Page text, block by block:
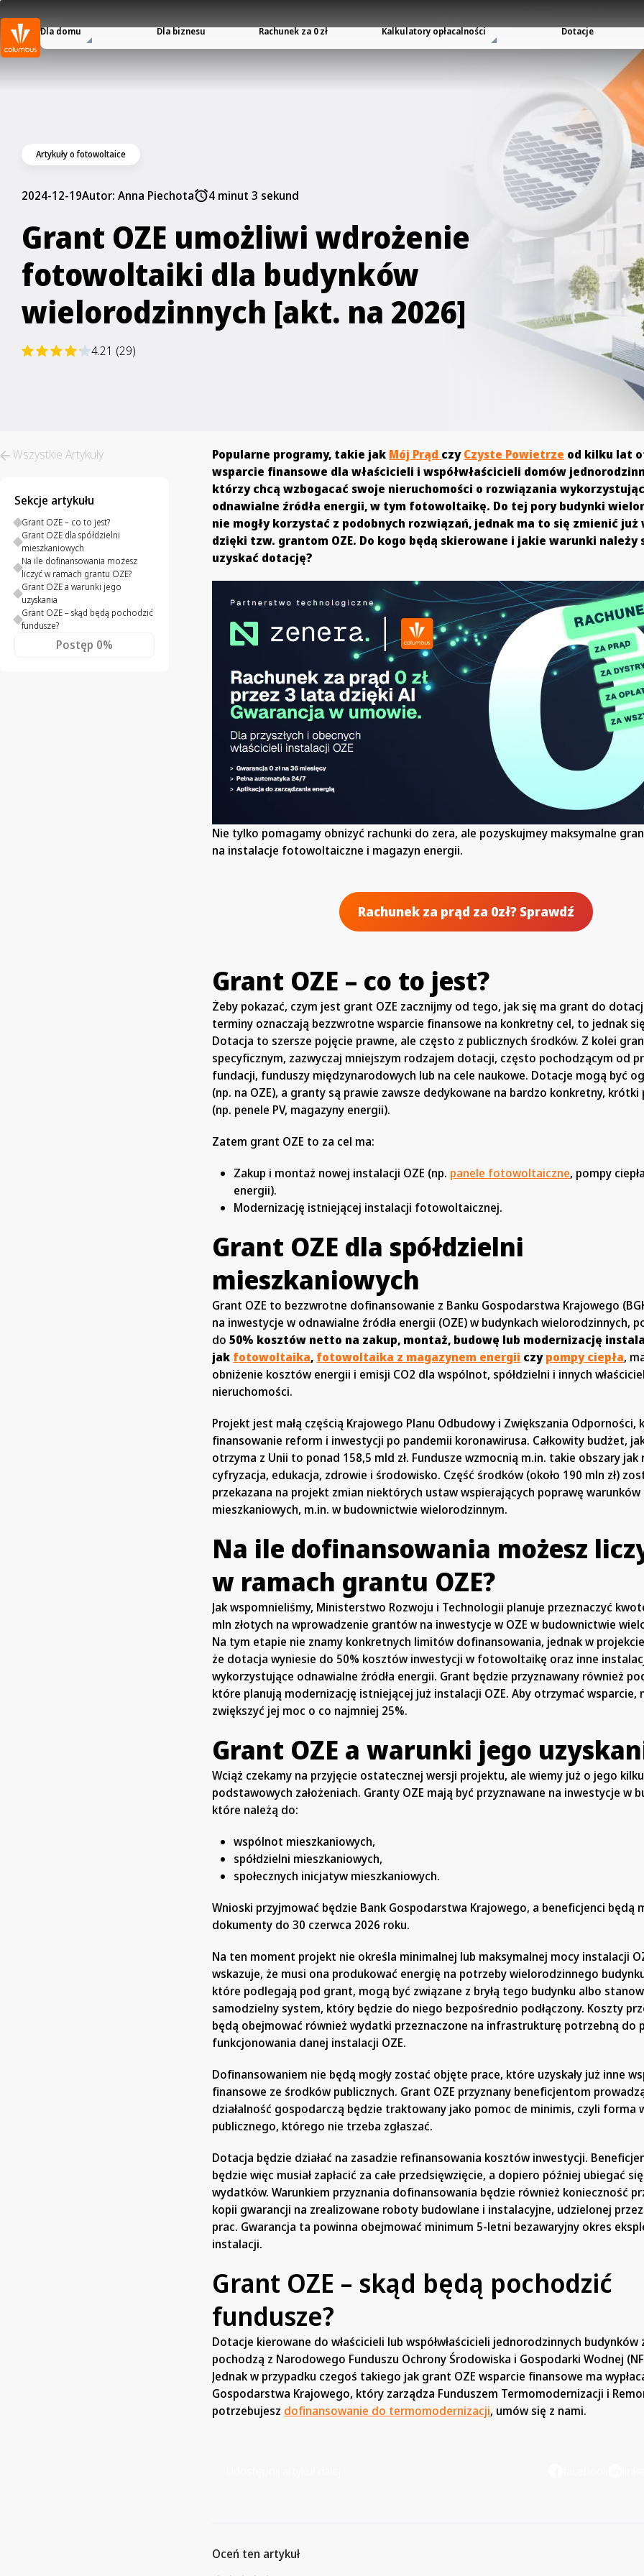
Dla domu Dla biznesu Rachunek za 0 zł Kalkulatory opłacalności Dotacje
Artykuły o fotowoltaice
2024-12-19Autor: Anna Piechota 4 minut 3 sekund
Grant OZE umożliwi wdrożenie
fotowoltaiki dla budynków
wielorodzinnych [akt. na 2026]
4.21 (29)
Wszystkie Artykuły
Sekcje artykułu
Grant OZE – co to jest?
Grant OZE dla spółdzielni
mieszkaniowych
Na ile dofinansowania możesz
liczyć w ramach grantu OZE?
Grant OZE a warunki jego
uzyskania
Grant OZE – skąd będą pochodzić
fundusze?
Postęp 0%
Popularne programy, takie jak Mój Prąd czyCzyste Powietrze od kilku lat
wsparcie finansowe dla właścicieli i współwłaścicieli domów
którzy chcą wzbogacać swoje nieruchomości o rozwiązania
odnawialne źródła energii, w tym fotowoltaikę. Do tej pory budynki
nie mogły korzystać z podobnych rozwiązań, jednak ma to się zmienić
dzięki tzw. grantom OZE. Do kogo będą skierowane i jakie warunki należy
uzyskać dotację?
Nie tylko pomagamy obnizyć rachunki do zera, ale pozyskujmey maksymalne
na instalacje fotowoltaiczne i magazyn energii.
Rachunek za prąd za 0zł? Sprawdź
Grant OZE – co to jest?
Żeby pokazać, czym jest grant OZE zacznijmy od tego, jak się ma grant do
terminy oznaczają bezzwrotne wsparcie finansowe na konkretny cel, to jednak
Dotacja to szersze pojęcie prawne, ale często z publicznych środków. Z kolei
specyficznym, zazwyczaj mniejszym rodzajem dotacji, często pochodzącym od
fundacji, funduszy międzynarodowych lub na cele naukowe. Dotacje mogą być
(np. na OZE), a granty są prawie zawsze dedykowane na bardzo konkretny, krótki
(np. penele PV, magazyny energii).
Zatem grant OZE to za cel ma:
Zakup i montaż nowej instalacji OZE (np. panele fotowoltaiczne, pompy
energii).
Modernizację istniejącej instalacji fotowoltaicznej.
Grant OZE dla spółdzielni
mieszkaniowych
Grant OZE to bezzwrotne dofinansowanie z Banku Gospodarstwa Krajowego
na inwestycje w odnawialne źródła energii (OZE) w budynkach wielorodzinnych,
do50% kosztów netto na zakup, montaż, budowę lub modernizację
jak fotowoltaika, fotowoltaika z magazynem energii czypompy ciepła,
obniżenie kosztów energii i emisji CO2 dla wspólnot, spółdzielni i innych
nieruchomości.
Projekt jest małą częścią Krajowego Planu Odbudowy i Zwiększania Odporności,
finansowanie reform i inwestycji po pandemii koronawirusa. Całkowity budżet,
otrzyma z Unii to ponad 158,5 mld zł. Fundusze wzmocnią m.in. takie obszary jak
cyfryzacja, edukacja, zdrowie i środowisko. Część środków (około 190 mln zł)
przekazana na projekt zmian niektórych ustaw wspierających poprawę warunków
mieszkaniowych, m.in. w budownictwie wielorodzinnym.
Na ile dofinansowania możesz
w ramach grantu OZE?
Jak wspomnieliśmy, Ministerstwo Rozwoju i Technologii planuje przeznaczyć
mln złotych na wprowadzenie grantów na inwestycje w OZE w budownictwie
Na tym etapie nie znamy konkretnych limitów dofinansowania, jednak w
że dotacja wyniesie do 50% kosztów inwestycji w fotowoltaikę oraz inne
wykorzystujące odnawialne źródła energii. Grant będzie przyznawany również
które planują modernizację istniejącej już instalacji OZE. Aby otrzymać wsparcie,
zwiększyć jej moc o co najmniej 25%.
Grant OZE a warunki jego
Wciąż czekamy na przyjęcie ostatecznej wersji projektu, ale wiemy już o jego kilku
podstawowych założeniach. Granty OZE mają być przyznawane na inwestycje w
które należą do:
wspólnot mieszkaniowych,
spółdzielni mieszkaniowych,
społecznych inicjatyw mieszkaniowych.
Wnioski przyjmować będzie Bank Gospodarstwa Krajowego, a beneficjenci będą
dokumenty do 30 czerwca 2026 roku.
Na ten moment projekt nie określa minimalnej lub maksymalnej mocy instalacji
wskazuje, że musi ona produkować energię na potrzeby wielorodzinnego
które podlegają pod grant, mogą być związane z bryłą tego budynku albo
samodzielny system, który będzie do niego bezpośrednio podłączony. Koszty
będą obejmować również wydatki przeznaczone na infrastrukturę potrzebną do
funkcjonowania danej instalacji OZE.
Dofinansowaniem nie będą mogły zostać objęte prace, które uzyskały już inne
finansowe ze środków publicznych. Grant OZE przyznany beneficjentom
działalność gospodarczą będzie traktowany jako pomoc de minimis, czyli forma
publicznego, którego nie trzeba zgłaszać.
Dotacja będzie działać na zasadzie refinansowania kosztów inwestycji.
będzie więc musiał zapłacić za całe przedsięwzięcie, a dopiero później ubiegać
wydatków. Warunkiem przyznania dofinansowania będzie również konieczność
kopii gwarancji na zrealizowane roboty budowlane i instalacyjne, udzielonej
prac. Gwarancja ta powinna obejmować minimum 5-letni bezawaryjny okres
instalacji.
Grant OZE – skąd będą pochodzić
fundusze?
Dotacje kierowane do właścicieli lub współwłaścicieli jednorodzinnych budynków
pochodzą z Narodowego Funduszu Ochrony Środowiska i Gospodarki Wodnej
Jednak w przypadku czegoś takiego jak grant OZE wsparcie finansowe ma
Gospodarstwa Krajowego, który zarządza Funduszem Termomodernizacji i
potrzebujesz dofinansowanie do termomodernizacji, umów się z nami.
Oceń ten artykuł